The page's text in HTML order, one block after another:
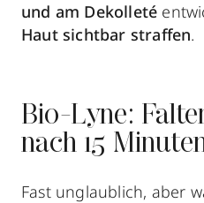
und am Dekolleté
Haut sichtbar straffen.
Bio-Lyne:
nach 15
Fast unglaublich, aber